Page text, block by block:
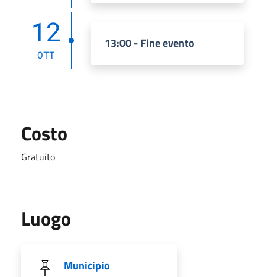
12
OTT
13:00 - Fine evento
Costo
Gratuito
Luogo
Municipio